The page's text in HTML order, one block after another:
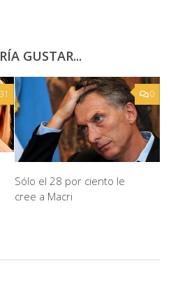
GUSTAR...
31 0
Sólo el 28 por ciento le
cree a Macri